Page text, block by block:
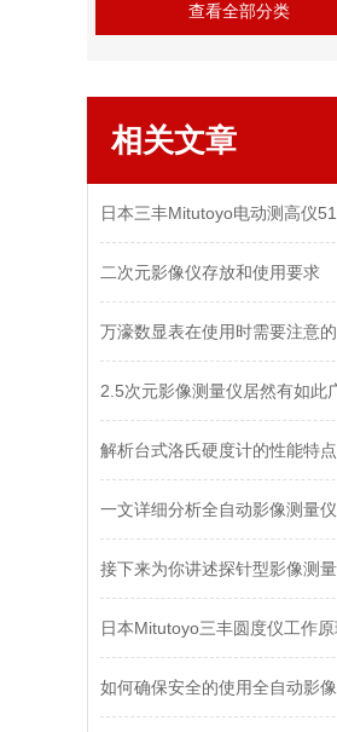
查看全部分类
相关文章
二次元影像仪存放和使用要求
解析台式洛氏硬度计的性能特点